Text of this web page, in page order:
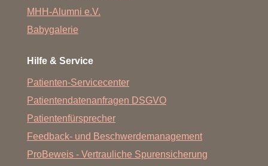
MHH-Alumni e.V.
Babygalerie
Hilfe & Service
Patienten-Servicecenter
Patientendatenanfragen DSGVO
Patientenfürsprecher
Feedback- und Beschwerdemanagement
ProBeweis - Vertrauliche Spurensicherung